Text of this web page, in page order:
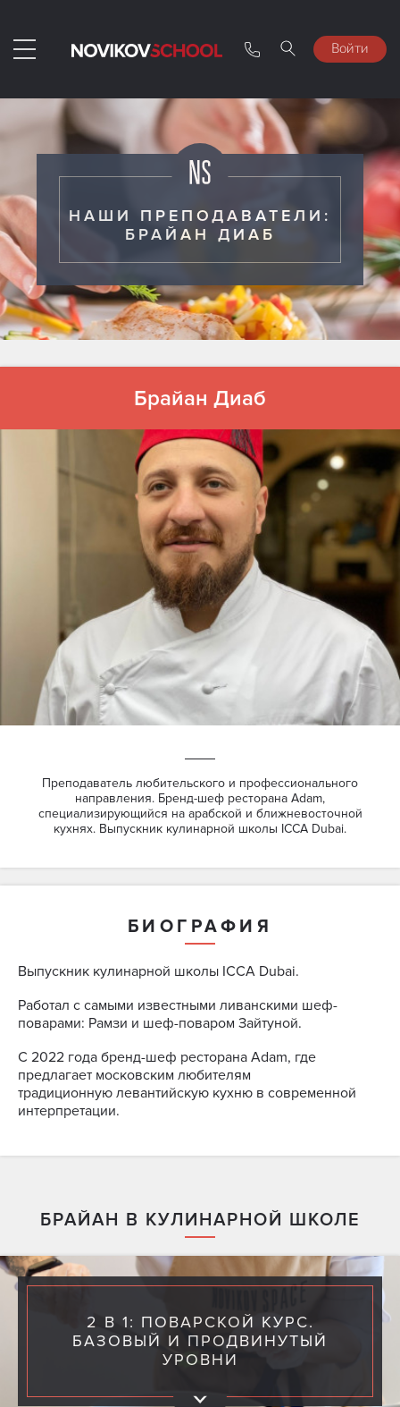
Войти
НАШИ ПРЕПОДАВАТЕЛИ:
БРАЙАН ДИАБ
Брайан Диаб
Преподаватель любительского и профессионального
направления. Бренд-шеф ресторана Adam,
специализирующийся на арабской и ближневосточной
кухнях. Выпускник кулинарной школы ICCA Dubai.
БИОГРАФИЯ
Выпускник кулинарной школы ICCA Dubai.
Работал с самыми известными ливанскими шеф-
поварами: Рамзи и шеф-поваром Зайтуной.
С 2022 года бренд-шеф ресторана Adam, где
предлагает московским любителям
традиционную левантийскую кухню в современной
интерпретации.
БРАЙАН В КУЛИНАРНОЙ ШКОЛЕ
2 В 1: ПОВАРСКОЙ КУРС.
БАЗОВЫЙ И ПРОДВИНУТЫЙ
УРОВНИ